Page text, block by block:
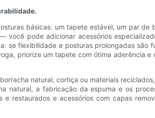
básicas: um tapete estável, um par de
pode adicionar acessórios
se flexibilidade e posturas prolongadas são
priorize um tapete com ótima aderência e
natural, cortiça ou materiais
natural, a fabricação da espuma e os
restaurados e acessórios com capas